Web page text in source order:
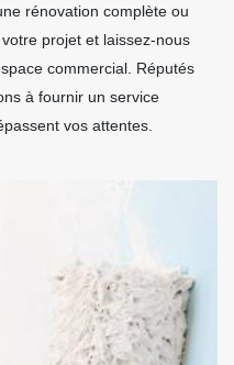
rénovation complète ou
projet et laissez-nous
commercial. Réputés
à fournir un service
vos attentes.